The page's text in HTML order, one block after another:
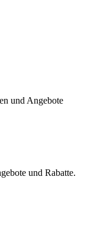
und Angebote
und Rabatte.